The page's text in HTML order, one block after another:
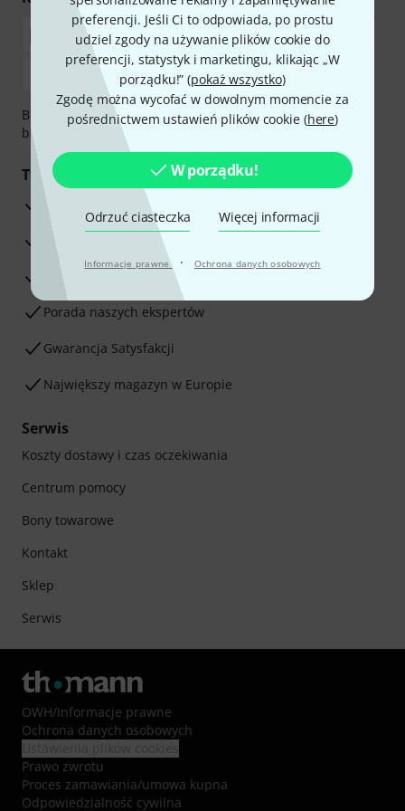
preferencji. Jeśli Ci to odpowiada, po prostu
udziel zgody na używanie plików cookie do
preferencji, statystyk i marketingu, klikając „W
porządku!” (pokaż wszystko)
Zgodę można wycofać w dowolnym momencie za
pośrednictwem ustawień plików cookie (here)
W porządku!
Odrzuć ciasteczka Więcej informacji
Informacje prawne · Ochrona danych osobowych
Bezpieczna płatność przez Za pobraniem, Przelew
bankowy, PayPal, Blik lub Karta kredytowa.
Twoje korzyści
3-letnia Gwarancja Thomann
30-dniowa gwarancja zwrotu pieniędzy
Porada naszych ekspertów
Gwarancja Satysfakcji
Największy magazyn w Europie
Serwis
Koszty dostawy i czas oczekiwania
Centrum pomocy
Bony towarowe
Kontakt
Sklep
Serwis
OWH/Informacje prawne
Ochrona danych osobowych
Prawo zwrotu
Proces zamawiania/umowa kupna
Odpowiedzialność cywilna